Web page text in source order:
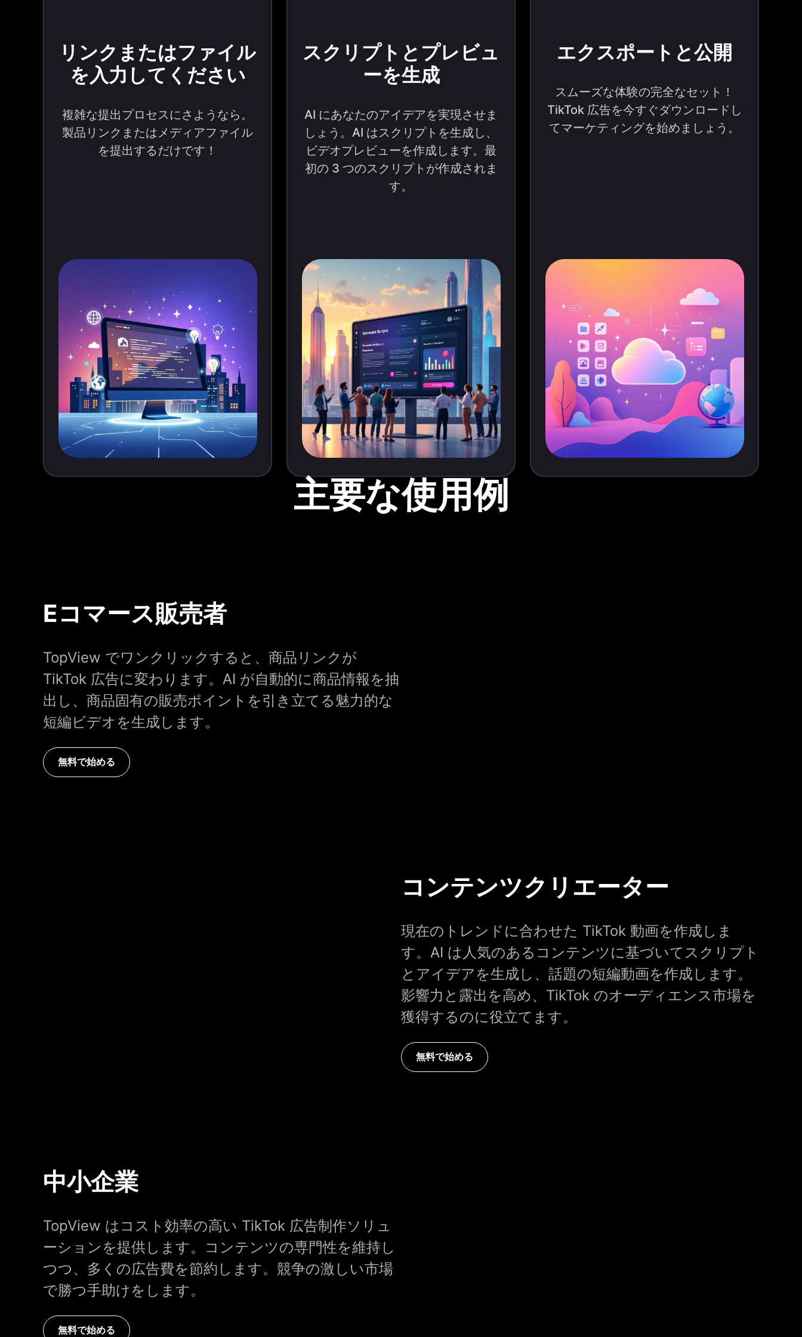
リンクまたはファイル
を入力してください
複雑な提出プロセスにさようなら。
製品リンクまたはメディアファイル
を提出するだけです！
スクリプトとプレビュ
ーを生成
AI にあなたのアイデアを実現させま
しょう。AI はスクリプトを生成し、
ビデオプレビューを作成します。最
初の 3 つのスクリプトが作成されま
す。
エクスポートと公開
スムーズな体験の完全なセット！
TikTok 広告を今すぐダウンロードし
てマーケティングを始めましょう。
主要な使用例
Eコマース販売者
TopView でワンクリックすると、商品リンクが
TikTok 広告に変わります。AI が自動的に商品情報を抽
出し、商品固有の販売ポイントを引き立てる魅力的な
短編ビデオを生成します。
無料で始める
コンテンツクリエーター
現在のトレンドに合わせた TikTok 動画を作成しま
す。AI は人気のあるコンテンツに基づいてスクリプト
とアイデアを生成し、話題の短編動画を作成します。
影響力と露出を高め、TikTok のオーディエンス市場を
獲得するのに役立てます。
無料で始める
中小企業
TopView はコスト効率の高い TikTok 広告制作ソリュ
ーションを提供します。コンテンツの専門性を維持し
つつ、多くの広告費を節約します。競争の激しい市場
で勝つ手助けをします。
無料で始める